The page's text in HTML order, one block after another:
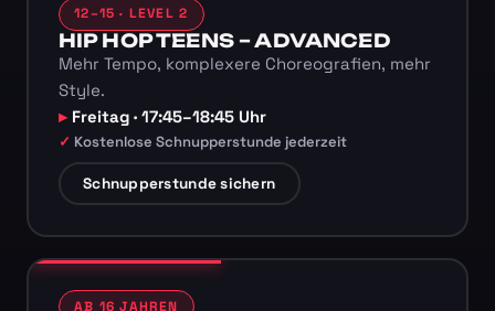
12–15 · LEVEL 2
HIP HOP TEENS – ADVANCED
Mehr Tempo, komplexere Choreografien, mehr
Style.
Freitag · 17:45–18:45 Uhr
Kostenlose Schnupperstunde jederzeit
Schnupperstunde sichern
AB 16 JAHREN